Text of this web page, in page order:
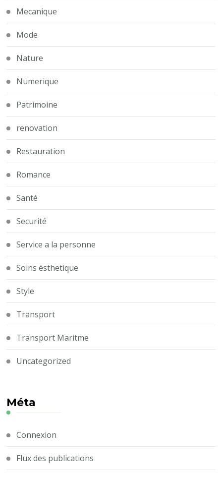
Mecanique
Mode
Nature
Numerique
Patrimoine
renovation
Restauration
Romance
Santé
Securité
Service a la personne
Soins ésthetique
Style
Transport
Transport Maritme
Uncategorized
Méta
Connexion
Flux des publications